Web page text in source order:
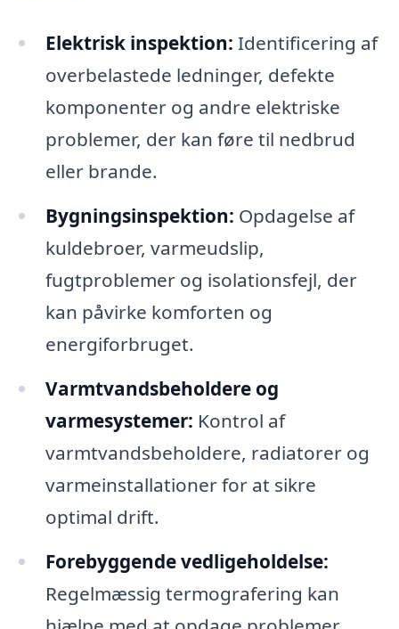
Elektrisk inspektion: Identificering af
overbelastede ledninger, defekte
komponenter og andre elektriske
problemer, der kan føre til nedbrud
eller brande.
Bygningsinspektion: Opdagelse af
kuldebroer, varmeudslip,
fugtproblemer og isolationsfejl, der
kan påvirke komforten og
energiforbruget.
Varmtvandsbeholdere og
varmesystemer: Kontrol af
varmtvandsbeholdere, radiatorer og
varmeinstallationer for at sikre
optimal drift.
Forebyggende vedligeholdelse:
Regelmæssig termografering kan